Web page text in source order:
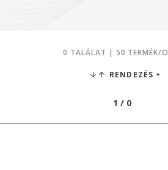
0 TALÁLAT | 50 TERMÉK/
RENDEZÉS
1 / 0